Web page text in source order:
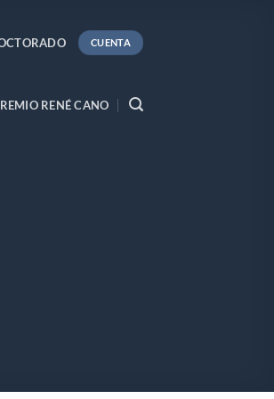
CUENTA
RENÉ CANO